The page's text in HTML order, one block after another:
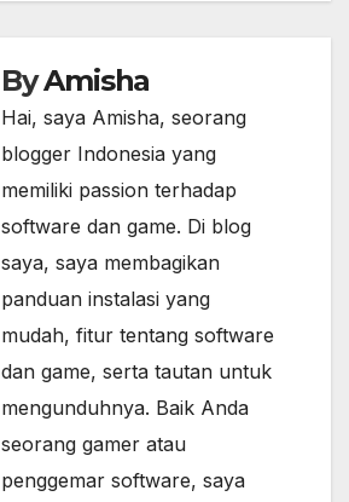
ByAmisha
Hai, saya Amisha, seorang
blogger Indonesia yang
memiliki passion terhadap
software dan game. Di blog
saya, saya membagikan
panduan instalasi yang
mudah, fitur tentang software
dan game, serta tautan untuk
mengunduhnya. Baik Anda
seorang gamer atau
penggemar software, saya